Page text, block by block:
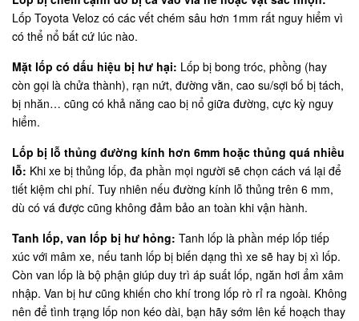
Lốp Toyota Veloz có các vết chém sâu hơn 1mm rất nguy hiểm vì
có thể nổ bất cứ lúc nào.
Mặt lốp có dấu hiệu bị hư hại: Lốp bị bong tróc, phồng (hay
còn gọi là chửa thành), rạn nứt, đường vằn, cao su/sợi bố bị tách,
bị nhăn… cũng có khả năng cao bị nổ giữa đường, cực kỳ nguy
hiểm.
Lốp bị lỗ thủng đường kính hơn 6mm hoặc thủng quá nhiều
lỗ: Khi xe bị thủng lốp, đa phần mọi người sẽ chọn cách vá lại để
tiết kiệm chi phí. Tuy nhiên nếu đường kính lỗ thủng trên 6 mm,
dù có vá được cũng không đảm bảo an toàn khi vận hành.
Tanh lốp, van lốp bị hư hỏng: Tanh lốp là phần mép lốp tiếp
xúc với mâm xe, nếu tanh lốp bị biến dạng thì xe sẽ hay bị xì lốp.
Còn van lốp là bộ phận giúp duy trì áp suất lốp, ngăn hơi ẩm xâm
nhập. Van bị hư cũng khiến cho khí trong lốp rò rỉ ra ngoài. Không
nên để tình trạng lốp non kéo dài, bạn hãy sớm lên kế hoạch thay